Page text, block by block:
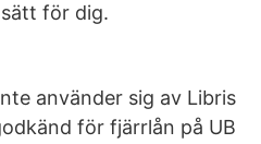
för dig.
använder sig av Libris
för fjärrlån på UB